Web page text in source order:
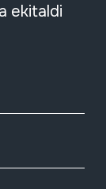
ekitaldi